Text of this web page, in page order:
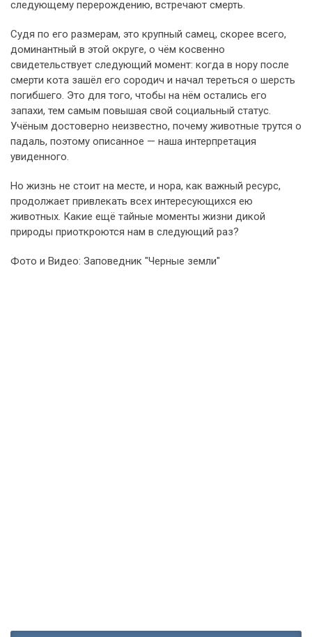
следующему перерождению, встречают смерть.
Судя по его размерам, это крупный самец, скорее всего,
доминантный в этой округе, о чём косвенно
свидетельствует следующий момент: когда в нору после
смерти кота зашёл его сородич и начал тереться о шерсть
погибшего. Это для того, чтобы на нём остались его
запахи, тем самым повышая свой социальный статус.
Учёным достоверно неизвестно, почему животные трутся о
падаль, поэтому описанное — наша интерпретация
увиденного.
Но жизнь не стоит на месте, и нора, как важный ресурс,
продолжает привлекать всех интересующихся ею
животных. Какие ещё тайные моменты жизни дикой
природы приоткроются нам в следующий раз?
Фото и Видео: Заповедник "Черные земли"